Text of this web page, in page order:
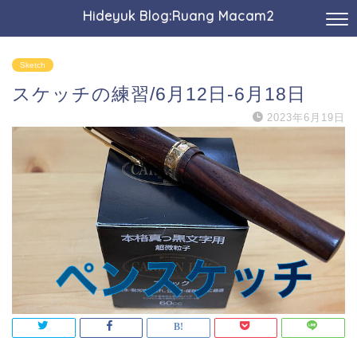
Hideyuk Blog:Ruang Macam2
Sketch
スケッチの練習/6月12日-6月18日
2023年6月19日